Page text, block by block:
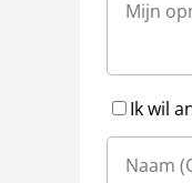
Ik wil